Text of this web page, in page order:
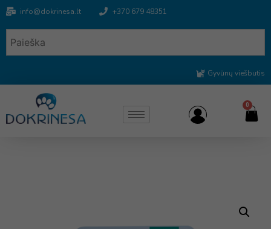
info@dokrinesa.lt +370 679 48351
Gyvūnų viešbutis
0